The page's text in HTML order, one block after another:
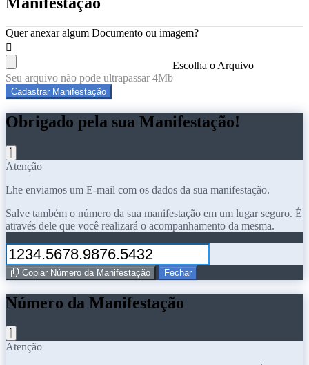
Quer anexar algum Documento ou imagem?
Escolha o Arquivo
Seu arquivo não pode ultrapassar 4Mb
Cadastrar Manifestação
Obrigado pela sua Manifestação!
Atenção
Lhe enviamos um E-mail com os dados da sua manifestação.
Salve também o número da sua manifestação em um lugar seguro. É
através dele que você realizará o acompanhamento da mesma.
Copiar Número da Manifestação Fechar
Número da Manifestação
Atenção